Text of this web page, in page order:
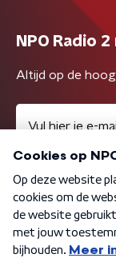
NPO Radio
Altijd op de
Algemene